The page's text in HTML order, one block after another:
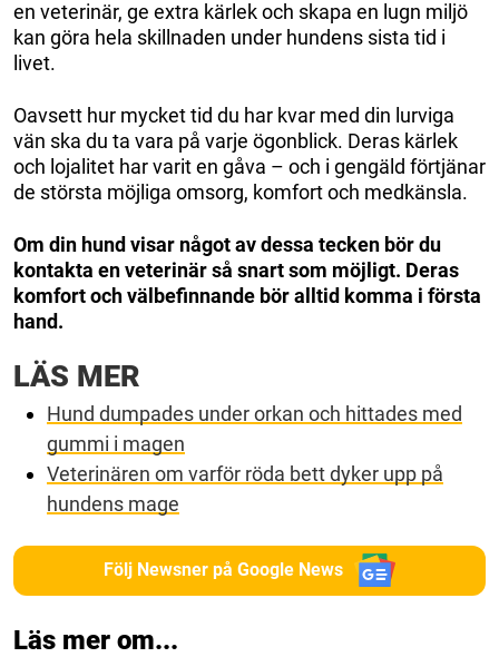
en veterinär, ge extra kärlek och skapa en lugn miljö
kan göra hela skillnaden under hundens sista tid i
livet.
Oavsett hur mycket tid du har kvar med din lurviga
vän ska du ta vara på varje ögonblick. Deras kärlek
och lojalitet har varit en gåva – och i gengäld förtjänar
de största möjliga omsorg, komfort och medkänsla.
Om din hund visar något av dessa tecken bör du
kontakta en veterinär så snart som möjligt. Deras
komfort och välbefinnande bör alltid komma i första
hand.
LÄS MER
Hund dumpades under orkan och hittades med
gummi i magen
Veterinären om varför röda bett dyker upp på
hundens mage
Följ Newsner på Google News
Läs mer om...